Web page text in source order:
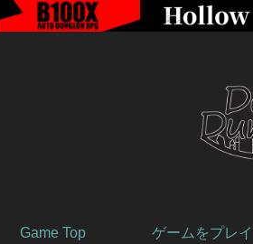
Game Top ゲームをプレ